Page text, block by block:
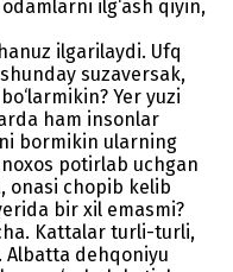
ilg‘ash qiyin,
ilgarilaydi. Ufq
suzaversak,
Yer yuzi
ham insonlar
bormikin ularning
potirlab uchgan
onasi chopib kelib
bir xil emasmi?
Kattalar turli-turli,
Albatta dehqoniyu